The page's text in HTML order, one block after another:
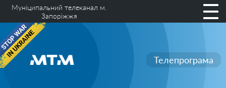
Муніципальний телеканал м.
Запоріжжя
Телепрограма